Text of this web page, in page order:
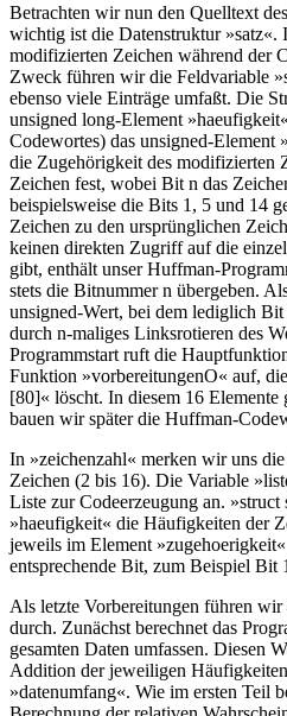
Betrachten wir nun den Quelltext
wichtig ist die Datenstruktur »satz«.
modifizierten Zeichen während der
Zweck führen wir die Feldvariable
ebenso viele Einträge umfaßt. Die
unsigned long-Element
Codewortes) das unsigned-Element
die Zugehörigkeit des modifizierten
Zeichen fest, wobei Bit n das
beispielsweise die Bits 1, 5 und 14
Zeichen zu den ursprünglichen
keinen direkten Zugriff auf die
gibt, enthält unser Huffman-
stets die Bitnummer n übergeben.
unsigned-Wert, bei dem lediglich
durch n-maliges Linksrotieren des
Programmstart ruft die
Funktion »vorbereitungenO« auf,
[80]« löscht. In diesem 16 Elemente
bauen wir später die Huffman-
In »zeichenzahl« merken wir uns
Zeichen (2 bis 16). Die Variable
Liste zur Codeerzeugung an. »struct
»haeufigkeit« die Häufigkeiten der
jeweils im Element
entsprechende Bit, zum Beispiel Bit
Als letzte Vorbereitungen führen wir
durch. Zunächst berechnet das
gesamten Daten umfassen. Diesen
Addition der jeweiligen
»datenumfang«. Wie im ersten Teil